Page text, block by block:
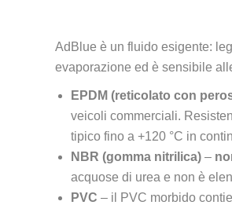
AdBlue è un fluido esigente:
evaporazione ed è sensibile
EPDM (reticolato con
veicoli commerciali.
tipico fino a +120 °C in
NBR (gomma nitrilica) –
acquose di urea e non è
PVC – il PVC morbido